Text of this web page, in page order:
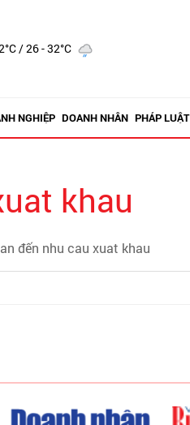
/ 26 - 32°C
NGHIỆP DOANH NHÂN PHÁP LUẬT
khau
đến nhu cau xuat khau